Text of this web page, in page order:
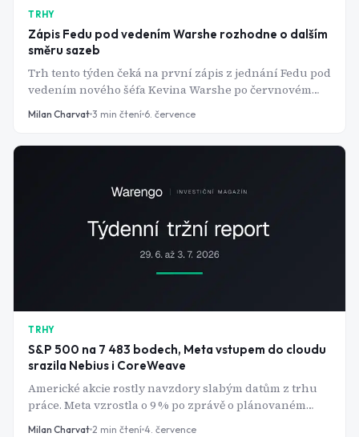
TRHY
Zápis Fedu pod vedením Warshe rozhodne o dalším
směru sazeb
Trh tento týden čeká na první zápis z jednání Fedu pod
vedením nového šéfa Kevina Warshe po červnovém
jestřábím obratu. Devět členů FOMC nyní čeká alespoň
Milan Charvat 3 min čtení 6. července
TRHY
S&P 500 na 7 483 bodech, Meta vstupem do cloudu
srazila Nebius i CoreWeave
Americké akcie rostly navzdory slabým datům z trhu
práce. Meta vzrostla o 9 % po zprávě o plánovaném
vstupu do AI cloudu, konkurenti Nebius a CoreWeave
Milan Charvat 2 min čtení 4. července